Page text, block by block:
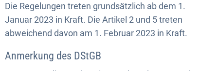
Die Regelungen treten grundsätzlich ab dem 1.
Januar 2023 in Kraft. Die Artikel 2 und 5 treten
abweichend davon am 1. Februar 2023 in Kraft.
Anmerkung des DStGB